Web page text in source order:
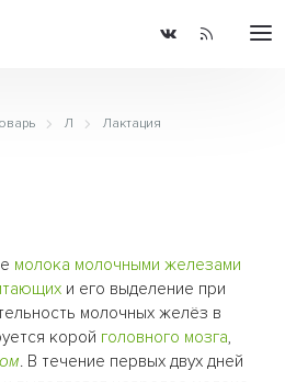
Л Лактация
молока молочными железами
и его выделение при
молочных желёз в
корой головного мозга,
. В течение первых двух дней